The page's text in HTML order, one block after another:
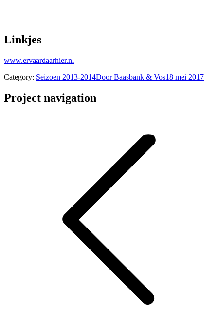
Linkjes
www.ervaardaarhier.nl
Category: Seizoen 2013-2014DoorBaasbank & Vos18 mei 2017
Project navigation